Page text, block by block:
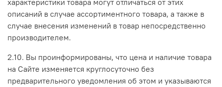
характеристики товара могут отличаться от этих
описаний в случае ассортиментного товара, а также в
случае внесения изменений в товар непосредственно
производителем.
2.10. Вы проинформированы, что цена и наличие товара
на Сайте изменяется круглосуточно без
предварительного уведомления об этом и указываются